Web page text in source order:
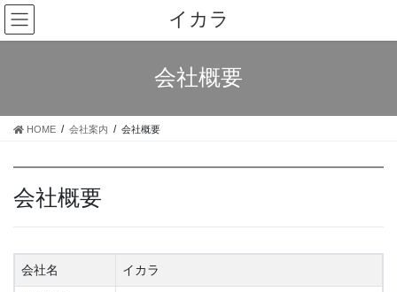
コ
ン
テ
ス
ナ
ビ
ゲ
ン
イカラ
会社概要
HOME 会社案内 会社概要
会社概要
会社名 イカラ